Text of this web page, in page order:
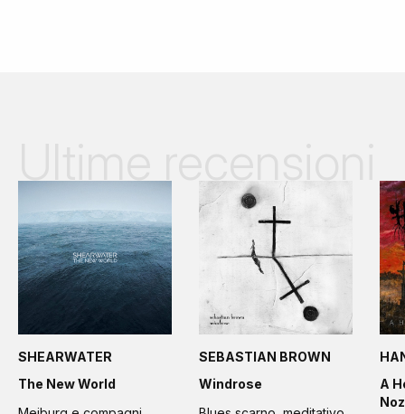
SHEARWATER
The New World
SEBASTIAN BROWN
Windrose
A
Noz